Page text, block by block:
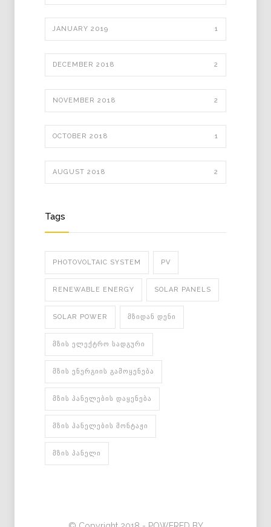
JANUARY 2019 1
DECEMBER 2018 2
NOVEMBER 2018 2
OCTOBER 2018 1
AUGUST 2018 2
Tags
PHOTOVOLTAIC SYSTEM PV
RENEWABLE ENERGY SOLAR PANELS
SOLAR POWER ᲛᲖᲘᲓᲐᲜ ᲓᲔᲜᲘ
ᲛᲖᲘᲡ ᲔᲚᲔᲥᲢᲠᲝ ᲡᲐᲓᲒᲣᲠᲘ
ᲛᲖᲘᲡ ᲔᲜᲔᲠᲒᲘᲘᲡ ᲒᲐᲛᲝᲧᲔᲜᲔᲑᲐ
ᲛᲖᲘᲡ ᲞᲐᲜᲔᲚᲔᲑᲘᲡ ᲓᲐᲧᲔᲜᲔᲑᲐ
ᲛᲖᲘᲡ ᲞᲐᲜᲔᲚᲔᲑᲘᲡ ᲛᲝᲜᲢᲐᲟᲘ
ᲛᲖᲘᲡ ᲞᲐᲜᲔᲚᲘ